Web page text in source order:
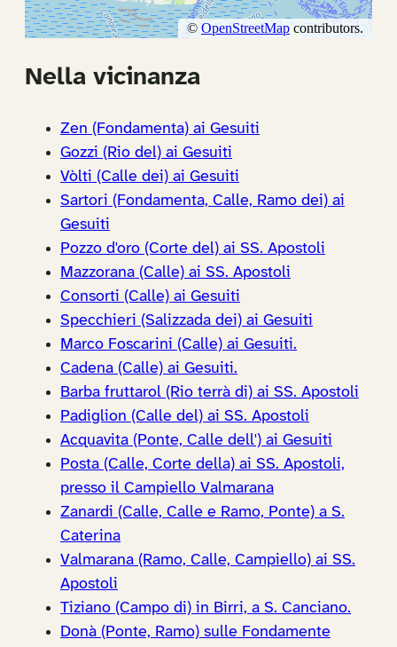
Nella vicinanza
Zen (Fondamenta) ai Gesuiti
Gozzi (Rio del) ai Gesuiti
Vòlti (Calle dei) ai Gesuiti
Sartori (Fondamenta, Calle, Ramo dei) ai
Gesuiti
Pozzo d'oro (Corte del) ai SS. Apostoli
Mazzorana (Calle) ai SS. Apostoli
Consorti (Calle) ai Gesuiti
Specchieri (Salizzada dei) ai Gesuiti
Marco Foscarini (Calle) ai Gesuiti.
Cadena (Calle) ai Gesuiti.
Barba fruttarol (Rio terrà di) ai SS. Apostoli
Padiglion (Calle del) ai SS. Apostoli
Acquavita (Ponte, Calle dell') ai Gesuiti
Posta (Calle, Corte della) ai SS. Apostoli,
presso il Campiello Valmarana
Zanardi (Calle, Calle e Ramo, Ponte) a S.
Caterina
Valmarana (Ramo, Calle, Campiello) ai SS.
Apostoli
Tiziano (Campo di) in Birri, a S. Canciano.
Donà (Ponte, Ramo) sulle Fondamente